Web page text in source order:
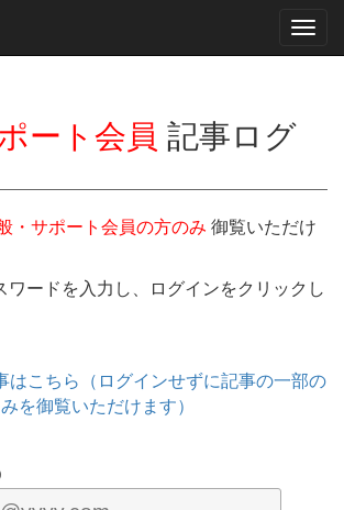
ート会員 記事ログ
・サポート会員の方のみ 御覧いただけ
ワードを入力し、ログインをクリックし
こちら（ログインせずに記事の一部の
みを御覧いただけます）